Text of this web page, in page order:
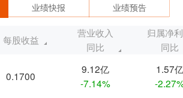
业绩快报 业绩预告
每股收益
营业收入
同比
归属净
同比
0.1700
9.12亿
-7.14%
1.57亿
-